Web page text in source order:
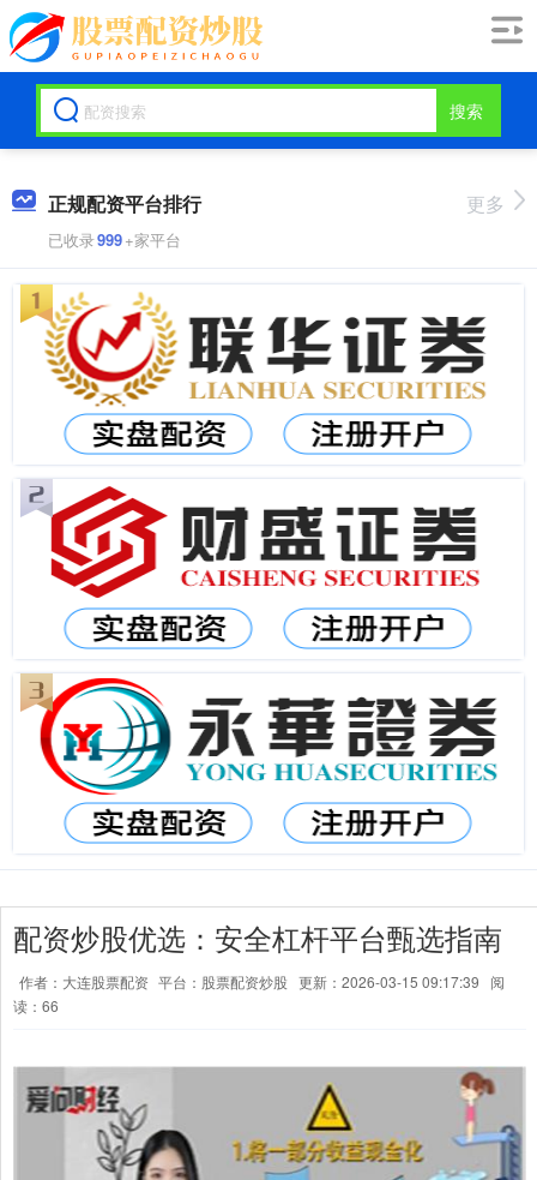
搜索
正规配资平台排行
已收录999+家平台
更多
配资炒股优选：安全杠杆平台甄选指南
作者：大连股票配资 平台：股票配资炒股 更新：2026-03-15 09:17:39
阅
读：66